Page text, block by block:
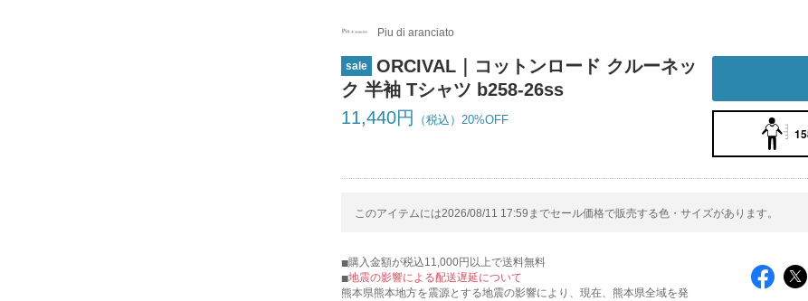
Piu di aranciato
sale
ORCIVAL｜コットンロード クルーネッ
ク 半袖 Tシャツ b258-26ss
11,440円
20%OFF
このアイテムには2026/08/11 17:59までセール価格で販売する色・サイズがあります。
購入金額が税込11,000円以上で送料無料
地震の影響による配送遅延について
熊本県熊本地方を震源とする地震の影響により、現在、熊本県全域を発